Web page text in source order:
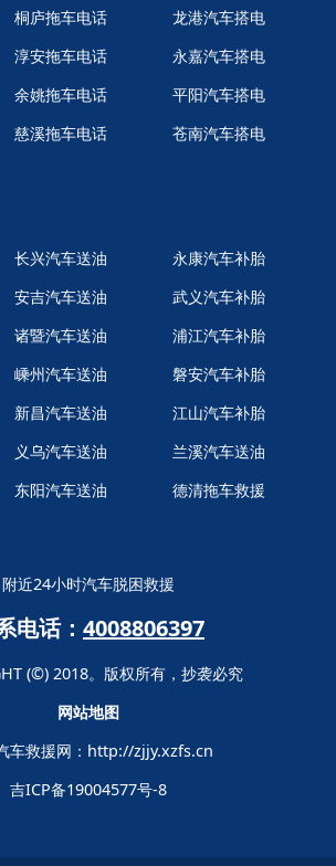
桐庐拖车电话
淳安拖车电话
余姚拖车电话
慈溪拖车电话
龙港汽车搭电
永嘉汽车搭电
平阳汽车搭电
苍南汽车搭电
长兴汽车送油
安吉汽车送油
诸暨汽车送油
嵊州汽车送油
新昌汽车送油
义乌汽车送油
东阳汽车送油
永康汽车补胎
武义汽车补胎
浦江汽车补胎
磐安汽车补胎
江山汽车补胎
兰溪汽车送油
德清拖车救援
附近24小时汽车脱困救援
电话： 4008806397
(©) 2018。版权所有，抄袭必究
网站地图
车救援网： http://zjjy.xzfs.cn
吉ICP备19004577号-8